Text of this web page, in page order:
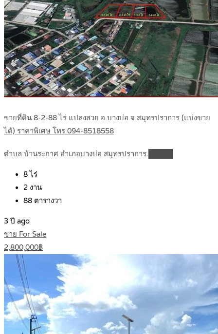
ขายที่ดิน 8-2-88 ไร่ แปลงสวย อ.บางบ่อ จ.สมุทรปราการ (แบ่งขาย
ได้) ราคาพิเศษ โทร 094-8518558
ตำบล บ้านระกาศ อำเภอบางบ่อ สมุทรปราการ
8 ไร่
2 งาน
88 ตารางวา
3 ปี ago
ขาย For Sale
2,800,000฿